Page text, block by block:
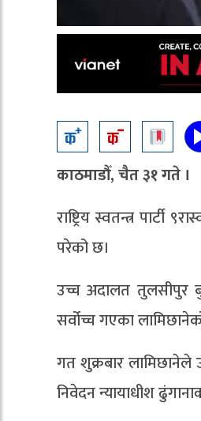
काठमाडौँ, चैत ३१ गते ।
राष्ट्रिय स्वतन्त्र
परेको छ।
उच्च अदालत तुलसीपुर
सर्वोच्च गएका
गत शुक्रबार
निवेदन न्यायाधीश